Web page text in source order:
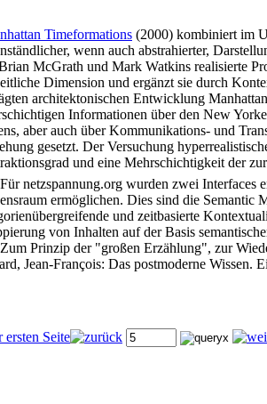
Timeformations (2000) kombiniert im
wenn auch abstrahierter,
McGrath und Mark Watkins realisierte
Dimension und ergänzt sie durch
architektonischen Entwicklung
Informationen über den New
aber auch über Kommunikations- und
gesetzt. Der Versuchung
und eine Mehrschichtigkeit der
netzspannung.org wurden zwei
ermöglichen. Dies sind die
und zeitbasierte
von Inhalten auf der Basis
Prinzip der "großen Erzählung", zur
Jean-François: Das postmoderne Wissen.